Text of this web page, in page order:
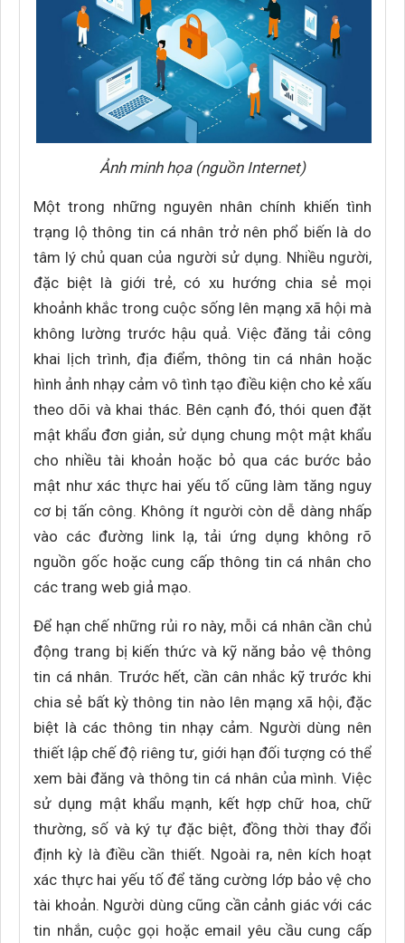
Ảnh minh họa (nguồn Internet)
Một trong những nguyên nhân chính khiến tình
trạng lộ thông tin cá nhân trở nên phổ biến là do
tâm lý chủ quan của người sử dụng. Nhiều người,
đặc biệt là giới trẻ, có xu hướng chia sẻ mọi
khoảnh khắc trong cuộc sống lên mạng xã hội mà
không lường trước hậu quả. Việc đăng tải công
khai lịch trình, địa điểm, thông tin cá nhân hoặc
hình ảnh nhạy cảm vô tình tạo điều kiện cho kẻ xấu
theo dõi và khai thác. Bên cạnh đó, thói quen đặt
mật khẩu đơn giản, sử dụng chung một mật khẩu
cho nhiều tài khoản hoặc bỏ qua các bước bảo
mật như xác thực hai yếu tố cũng làm tăng nguy
cơ bị tấn công. Không ít người còn dễ dàng nhấp
vào các đường link lạ, tải ứng dụng không rõ
nguồn gốc hoặc cung cấp thông tin cá nhân cho
các trang web giả mạo.
Để hạn chế những rủi ro này, mỗi cá nhân cần chủ
động trang bị kiến thức và kỹ năng bảo vệ thông
tin cá nhân. Trước hết, cần cân nhắc kỹ trước khi
chia sẻ bất kỳ thông tin nào lên mạng xã hội, đặc
biệt là các thông tin nhạy cảm. Người dùng nên
thiết lập chế độ riêng tư, giới hạn đối tượng có thể
xem bài đăng và thông tin cá nhân của mình. Việc
sử dụng mật khẩu mạnh, kết hợp chữ hoa, chữ
thường, số và ký tự đặc biệt, đồng thời thay đổi
định kỳ là điều cần thiết. Ngoài ra, nên kích hoạt
xác thực hai yếu tố để tăng cường lớp bảo vệ cho
tài khoản. Người dùng cũng cần cảnh giác với các
tin nhắn, cuộc gọi hoặc email yêu cầu cung cấp